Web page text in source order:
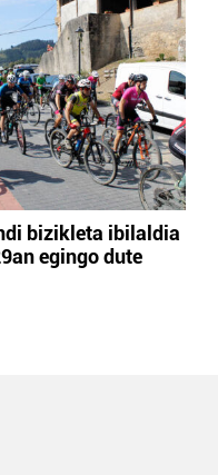
bizikleta ibilaldia
egingo dute